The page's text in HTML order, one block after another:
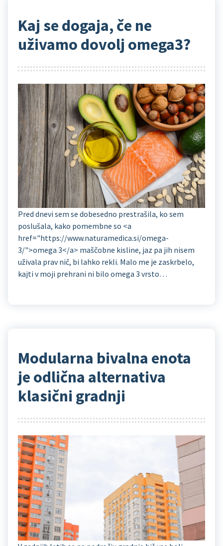
Kaj se dogaja, če ne
uživamo dovolj omega3?
Pred dnevi sem se dobesedno prestrašila, ko sem
poslušala, kako pomembne so <a
href="https://www.naturamedica.si/omega-
3/">omega 3</a> maščobne kisline, jaz pa jih nisem
uživala prav nič, bi lahko rekli. Malo me je zaskrbelo,
kajti v moji prehrani ni bilo omega 3 vrsto…
Modularna bivalna enota
je odlična alternativa
klasični gradnji